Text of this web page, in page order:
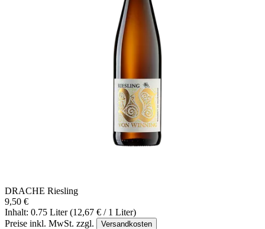
DRACHE Riesling
9,50 €
Inhalt: 0.75 Liter (12,67 € / 1 Liter)
Preise inkl. MwSt. zzgl.
Versandkosten